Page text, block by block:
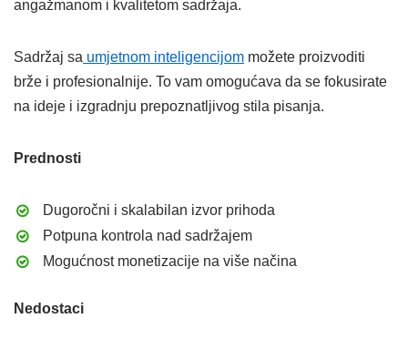
angažmanom i kvalitetom sadržaja.
Sadržaj sa umjetnom inteligencijom možete proizvoditi
brže i profesionalnije. To vam omogućava da se fokusirate
na ideje i izgradnju prepoznatljivog stila pisanja.
Prednosti
Dugoročni i skalabilan izvor prihoda
Potpuna kontrola nad sadržajem
Mogućnost monetizacije na više načina
Nedostaci